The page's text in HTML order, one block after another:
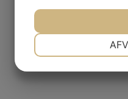
Virksund